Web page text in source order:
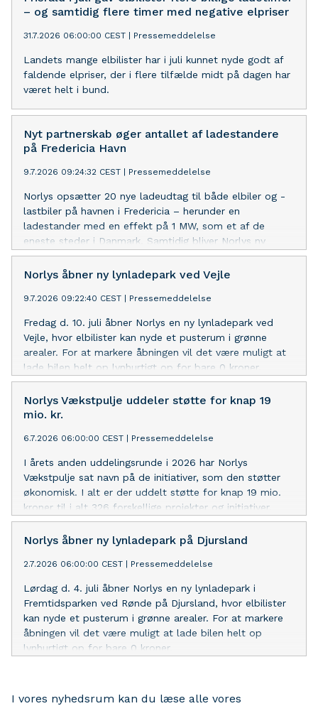
– og samtidig flere timer med negative elpriser
31.7.2026 06:00:00 CEST Pressemeddelelse
Landets mange elbilister har i juli kunnet nyde godt af
faldende elpriser, der i flere tilfælde midt på dagen har
været helt i bund.
Nyt partnerskab øger antallet af ladestandere
på Fredericia Havn
9.7.2026 09:24:32 CEST Pressemeddelelse
Norlys opsætter 20 nye ladeudtag til både elbiler og -
lastbiler på havnen i Fredericia – herunder en
ladestander med en effekt på 1 MW, som et af de
eneste steder i Danmark. Samtidig bliver Norlys ny
elleverandør for Fredericia Havn, som med udvidelsen
af containerterminalen står over for vækst de næste
Norlys åbner ny lynladepark ved Vejle
9.7.2026 09:22:40 CEST Pressemeddelelse
Fredag d. 10. juli åbner Norlys en ny lynladepark ved
Vejle, hvor elbilister kan nyde et pusterum i grønne
arealer. For at markere åbningen vil det være muligt at
lade bilen helt op lynhurtigt op for bare 0 kroner.
Norlys Vækstpulje uddeler støtte for knap 19
mio. kr.
6.7.2026 06:00:00 CEST Pressemeddelelse
I årets anden uddelingsrunde i 2026 har Norlys
Vækstpulje sat navn på de initiativer, som den støtter
økonomisk. I alt er der uddelt støtte for knap 19 mio.
kroner til i alt 326 forskellige projekter og initiativer.
Norlys åbner ny lynladepark på Djursland
2.7.2026 06:00:00 CEST Pressemeddelelse
Lørdag d. 4. juli åbner Norlys en ny lynladepark i
Fremtidsparken ved Rønde på Djursland, hvor elbilister
kan nyde et pusterum i grønne arealer. For at markere
åbningen vil det være muligt at lade bilen helt op
lynhurtigt op for bare 0 kroner.
I vores nyhedsrum kan du læse alle vores